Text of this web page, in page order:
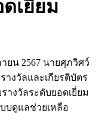
เยี่ยม
ยน 2567 นายศุภวิศว์
างวัลและเกียรติบัตร
างวัลระดับยอดเยี่ยม
บดูแลช่วยเหลือ